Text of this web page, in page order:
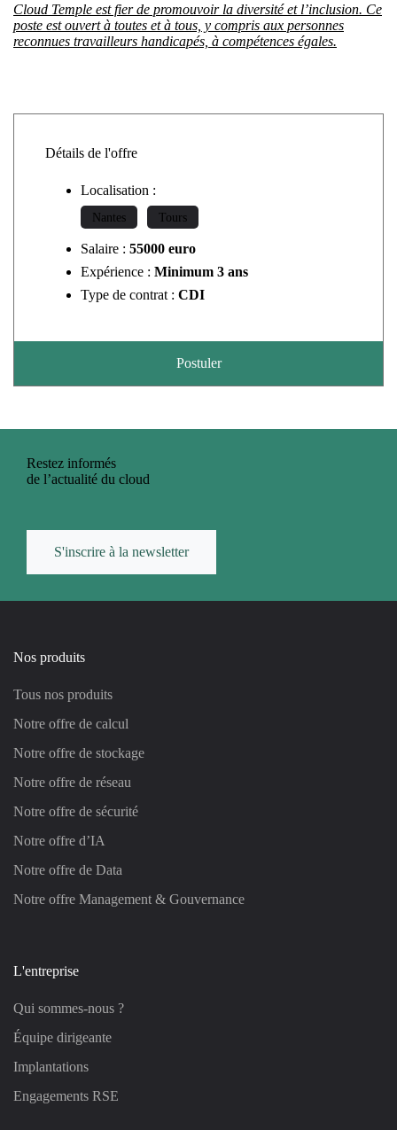
Cloud Temple est fier de promouvoir la diversité et l’inclusion. Ce
poste est ouvert à toutes et à tous, y compris aux personnes
reconnues travailleurs handicapés, à compétences égales.
Détails de l'offre
Localisation :
Nantes Tours
Salaire : 55000 euro
Expérience : Minimum 3 ans
Type de contrat : CDI
Postuler
Restez informés
de l’actualité du cloud
S'inscrire à la newsletter
Nos produits
Tous nos produits
Notre offre de calcul
Notre offre de stockage
Notre offre de réseau
Notre offre de sécurité
Notre offre d’IA
Notre offre de Data
Notre offre Management & Gouvernance
L'entreprise
Qui sommes-nous ?
Équipe dirigeante
Implantations
Engagements RSE